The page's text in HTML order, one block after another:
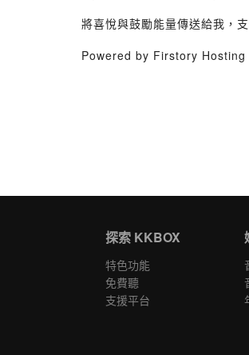
將喜悅與鼓勵能量傳送給我，
Powered by Firstory Hosting
探索 KKBOX
特色功能
免費聽
支援平台